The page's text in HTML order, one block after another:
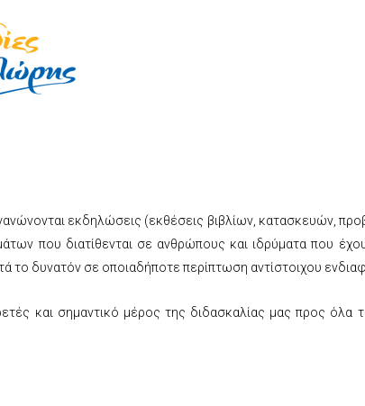
εκδηλώσεις (εκθέσεις βιβλίων, κατασκευών,
που διατίθενται σε ανθρώπους και ιδρύματα που
δυνατόν σε οποιαδήποτε περίπτωση αντίστοιχου
και σημαντικό μέρος της διδασκαλίας μας προς όλα